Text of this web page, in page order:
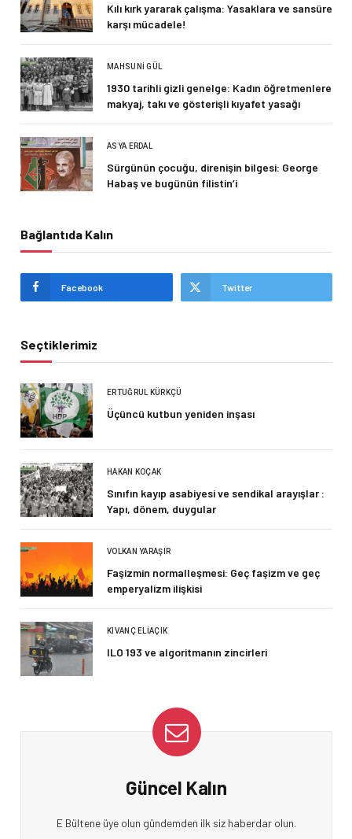
Kılı kırk yararak çalışma: Yasaklara ve sansüre
karşı mücadele!
MAHSUNI GÜL
1930 tarihli gizli genelge: Kadın öğretmenlere
makyaj, takı ve gösterişli kıyafet yasağı
ASYA ERDAL
Sürgünün çocuğu, direnişin bilgesi: George
Habaş ve bugünün filistin’i
Bağlantıda Kalın
Facebook Twitter
Seçtiklerimiz
ERTUĞRUL KÜRKÇÜ
Üçüncü kutbun yeniden inşası
HAKAN KOÇAK
Sınıfın kayıp asabiyesi ve sendikal arayışlar :
Yapı, dönem, duygular
VOLKAN YARAŞIR
Faşizmin normalleşmesi: Geç faşizm ve geç
emperyalizm ilişkisi
KIVANÇ ELIAÇIK
ILO 193 ve algoritmanın zincirleri
Güncel Kalın
E Bültene üye olun gündemden ilk siz haberdar olun.